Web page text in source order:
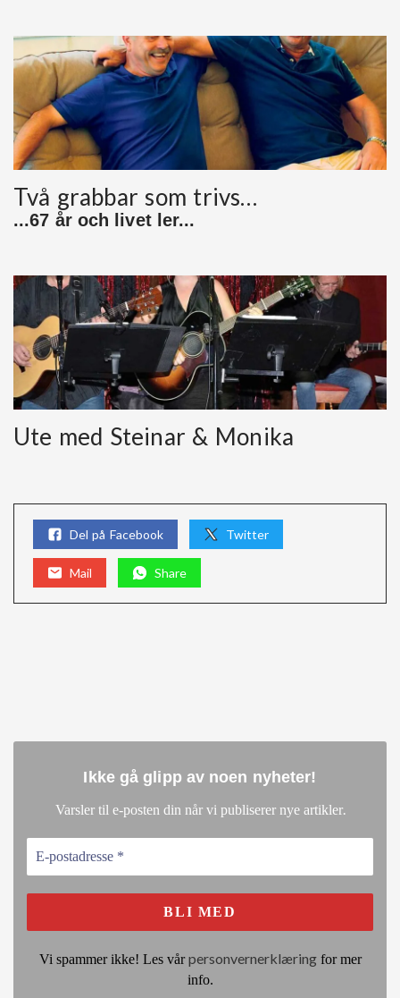
Två grabbar som trivs…
...67 år och livet ler...
Ute med Steinar & Monika
Del på Facebook Twitter
Mail Share
Ikke gå glipp av noen nyheter!
Varsler til e-posten din når vi publiserer nye artikler.
Vi spammer ikke! Les vårpersonvernerklæringfor mer
info.